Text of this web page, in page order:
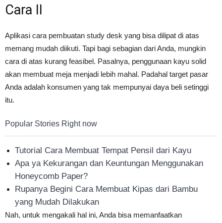
Cara II
Aplikasi cara pembuatan study desk yang bisa dilipat di atas
memang mudah diikuti. Tapi bagi sebagian dari Anda, mungkin
cara di atas kurang feasibel. Pasalnya, penggunaan kayu solid
akan membuat meja menjadi lebih mahal. Padahal target pasar
Anda adalah konsumen yang tak mempunyai daya beli setinggi
itu.
Popular Stories Right now
Tutorial Cara Membuat Tempat Pensil dari Kayu
Apa ya Kekurangan dan Keuntungan Menggunakan
Honeycomb Paper?
Rupanya Begini Cara Membuat Kipas dari Bambu
yang Mudah Dilakukan
Nah, untuk mengakali hal ini, Anda bisa memanfaatkan